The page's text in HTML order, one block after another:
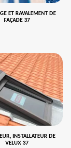
ET RAVALEMENT DE
FAÇADE 37
INSTALLATEUR DE
VELUX 37